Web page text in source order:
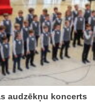
audzēkņu koncerts